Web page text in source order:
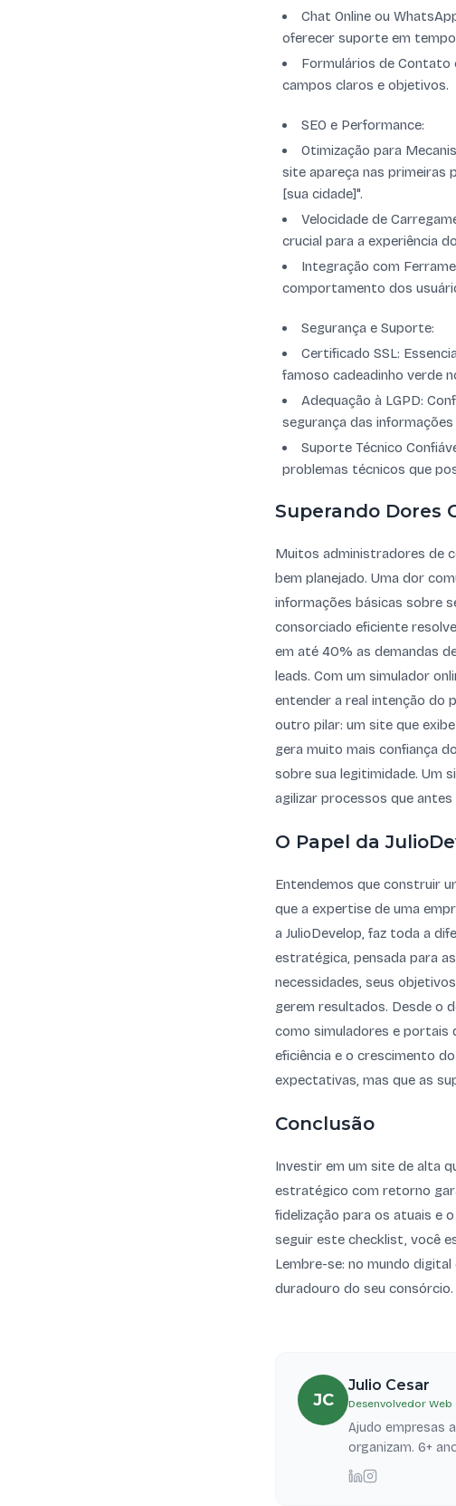
Chat Online ou
oferecer suporte em
Formulários de
campos claros e objetivos.
SEO e Performance:
Otimização para
site apareça nas primeiras
[sua cidade]".
Velocidade de
crucial para a experiência
Integração com
comportamento dos
Segurança e Suporte:
Certificado SSL:
famoso cadeadinho verde
Adequação à LGPD:
segurança das
Suporte Técnico
problemas técnicos que
Superando Dores
Muitos administradores de
bem planejado. Uma dor
informações básicas sobre
consorciado eficiente
em até 40% as demandas
leads. Com um simulador
entender a real intenção do
outro pilar: um site que
gera muito mais confiança
sobre sua legitimidade. Um
agilizar processos que
O Papel da
Entendemos que construir
que a expertise de uma
a JulioDevelop, faz toda a
estratégica, pensada para
necessidades, seus
gerem resultados. Desde o
como simuladores e portais
eficiência e o crescimento
expectativas, mas que as
Conclusão
Investir em um site de alta
estratégico com retorno
fidelização para os atuais e
seguir este checklist, você
Lembre-se: no mundo digital
duradouro do seu consórcio.
JC
Julio Cesar
Desenvolvedor Web
Ajudo empresas
organizam. 6+